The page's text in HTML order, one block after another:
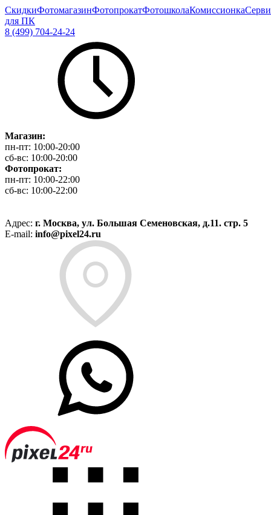
СкидкиФотомагазинФотопрокатФотошколаКомиссионка
для ПК
8 (499) 704-24-24
Магазин:
пн-пт: 10:00-20:00
сб-вс: 10:00-20:00
Фотопрокат:
пн-пт: 10:00-22:00
сб-вс: 10:00-22:00
Адрес: г. Москва, ул. Большая Семеновская, д.11. стр. 5
E-mail: info@pixel24.ru